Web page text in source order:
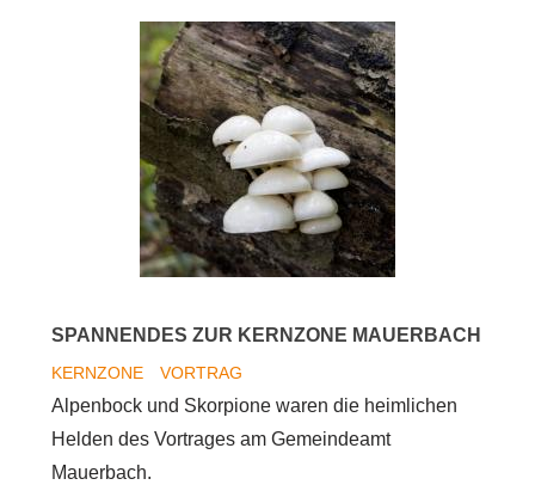
Kernzonen
im
Biosphärenpark
Wienerwald
-
Leben
im
Urwald
Morgen
SPANNENDES ZUR KERNZONE MAUERBACH
KERNZONE VORTRAG
Alpenbock und Skorpione waren die heimlichen
Helden des Vortrages am Gemeindeamt
Mauerbach.